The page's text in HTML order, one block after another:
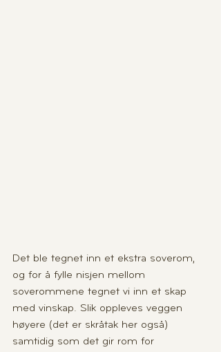
Det ble tegnet inn et ekstra soverom,
og for å fylle nisjen mellom
soverommene tegnet vi inn et skap
med vinskap. Slik oppleves veggen
høyere (det er skråtak her også)
samtidig som det gir rom for